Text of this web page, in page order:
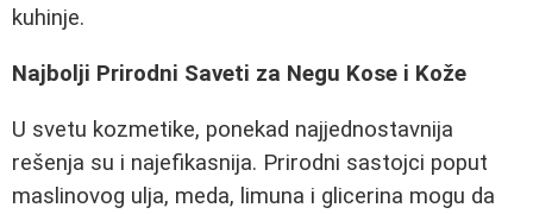
kuhinje.
Najbolji Prirodni Saveti za Negu Kose i Kože
U svetu kozmetike, ponekad najjednostavnija
rešenja su i najefikasnija. Prirodni sastojci poput
maslinovog ulja, meda, limuna i glicerina mogu da